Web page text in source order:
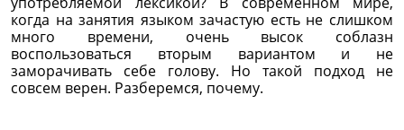
когда на занятия языком зачастую есть не слишком
много времени, очень высок соблазн
воспользоваться вторым вариантом и не
заморачивать себе голову. Но такой подход не
совсем верен. Разберемся, почему.